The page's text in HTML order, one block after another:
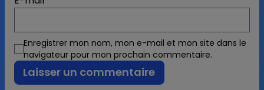
Enregistrer mon nom, mon e-mail et mon site dans le
navigateur pour mon prochain commentaire.